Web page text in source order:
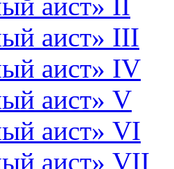
аист» III
аист» IV
аист» V
аист» VI
аист» VII